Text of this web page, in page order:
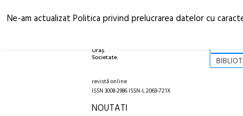
Oraș.
Societate.
revistă online
ISSN 3008-2986 ISSN-L 2069-721X
NOUTATI
Ne-am actualizat Politica privind prelucrarea datelor cu